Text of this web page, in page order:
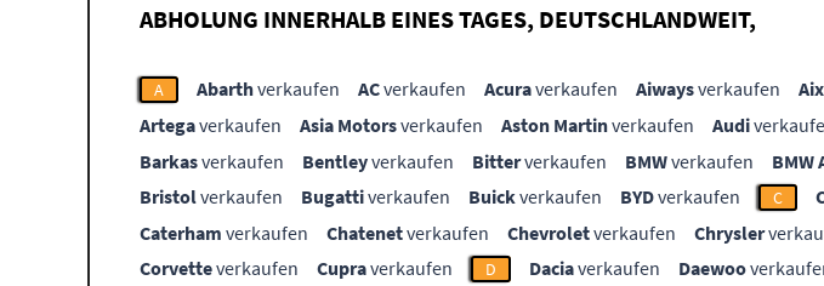
ABHOLUNG INNERHALB EINES TAGES, DEUTSCHLANDWEIT,
A Abarthverkaufen ACverkaufen Acuraverkaufen Aiwaysverkaufen
Artegaverkaufen Asia Motorsverkaufen Aston Martinverkaufen Audi
Barkasverkaufen Bentleyverkaufen Bitterverkaufen BMWverkaufen BMW
Bristolverkaufen Bugattiverkaufen Buickverkaufen BYDverkaufen C
Caterham verkaufen Chatenetverkaufen Chevroletverkaufen Chrysler
Corvetteverkaufen Cupraverkaufen D Daciaverkaufen Daewoo